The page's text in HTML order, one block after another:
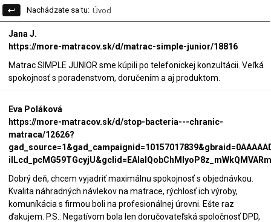
Nachádzate sa tu: Úvod
Jana J.
https://more-matracov.sk/d/matrac-simple-junior/18816
Matrac SIMPLE JUNIOR sme kúpili po telefonickej konzultácii. Veľká
spokojnosť s poradenstvom, doručením a aj produktom.
Eva Poláková
https://more-matracov.sk/d/stop-bacteria---chranic-
matraca/12626?
Dobrý deň, chcem vyjadriť maximálnu spokojnosť s objednávkou.
Kvalita náhradných návlekov na matrace, rýchlosť ich výroby,
komuníkácia s firmou boli na profesionálnej úrovni. Ešte raz
ďakujem. P.S.: Negatívom bola len doručovateľská spoločnosť DPD,